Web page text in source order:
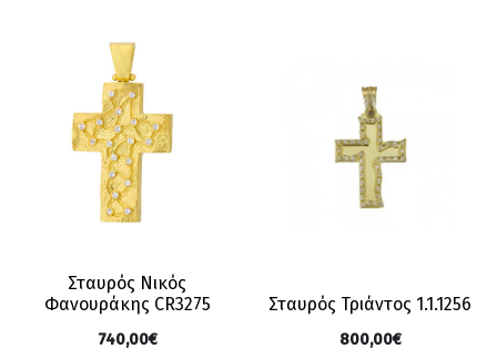
Σταυρός Νικός
Φανουράκης CR3275
740,00€
Σταυρός Τριάντος 1.1.1256
800,00€